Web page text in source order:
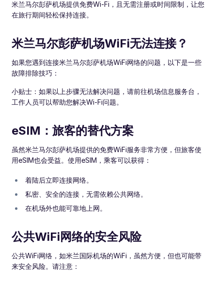
米兰马尔彭萨机场提供免费Wi-Fi，且无需注册或时间限制，让您
在旅行期间轻松保持连接。
米兰马尔彭萨机场WiFi无法连接？
如果您遇到连接米兰马尔彭萨机场WiFi网络的问题，以下是一些
故障排除技巧：
小贴士：如果以上步骤无法解决问题，请前往机场信息服务台，
工作人员可以帮助您解决Wi-Fi问题。
eSIM：旅客的替代方案
虽然米兰马尔彭萨机场提供的免费WiFi服务非常方便，但旅客使
用eSIM也会受益。使用eSIM，乘客可以获得：
着陆后立即连接网络。
私密、安全的连接，无需依赖公共网络。
在机场外也能可靠地上网。
公共WiFi网络的安全风险
公共WiFi网络，如米兰国际机场的WiFi，虽然方便，但也可能带
来安全风险。请注意：